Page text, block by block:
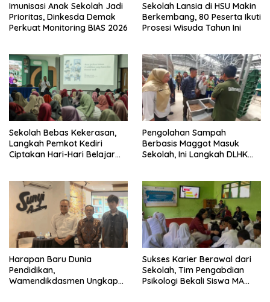
Imunisasi Anak Sekolah Jadi
Prioritas, Dinkesda Demak
Perkuat Monitoring BIAS 2026
Sekolah Lansia di HSU Makin
Berkembang, 80 Peserta Ikuti
Prosesi Wisuda Tahun Ini
Sekolah Bebas Kekerasan,
Langkah Pemkot Kediri
Ciptakan Hari-Hari Belajar
Pengolahan Sampah
Berbasis Maggot Masuk
Sekolah, Ini Langkah DLHK
Harapan Baru Dunia
Pendidikan,
Wamendikdasmen Ungkap
Sukses Karier Berawal dari
Sekolah, Tim Pengabdian
Psikologi Bekali Siswa MA